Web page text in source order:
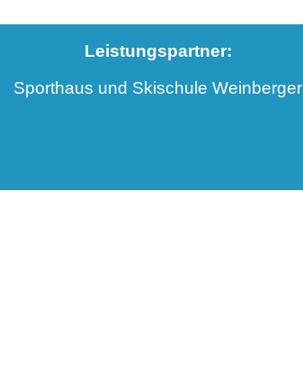
Leistungspartner:
Sporthaus und Skischule Weinberger